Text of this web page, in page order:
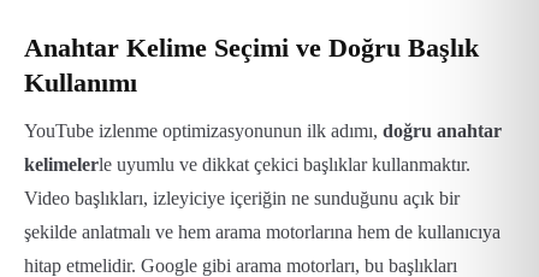
Anahtar Kelime Seçimi ve Doğru Başlık
Kullanımı
YouTube izlenme optimizasyonunun ilk adımı, doğru anahtar
kelimelerle uyumlu ve dikkat çekici başlıklar kullanmaktır.
Video başlıkları, izleyiciye içeriğin ne sunduğunu açık bir
şekilde anlatmalı ve hem arama motorlarına hem de kullanıcıya
hitap etmelidir. Google gibi arama motorları, bu başlıkları